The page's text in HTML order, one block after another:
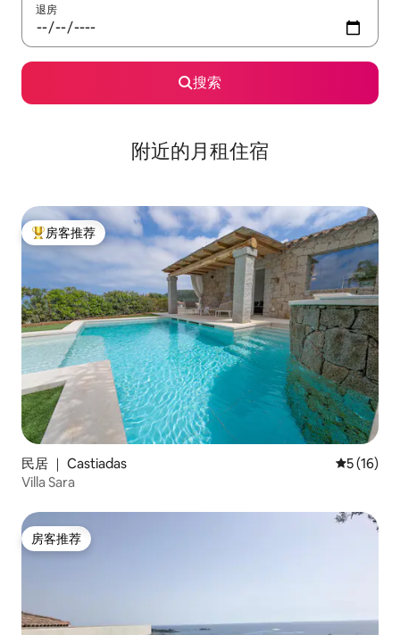
退房
搜索
附近的月租住宿
热门「房客推荐」
房客推荐
民居 ｜ Castiadas 平均评分
5 (16)
Villa Sara
房客推荐
房客推荐